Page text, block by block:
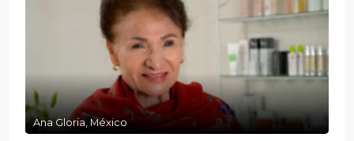
Ana Gloria, México